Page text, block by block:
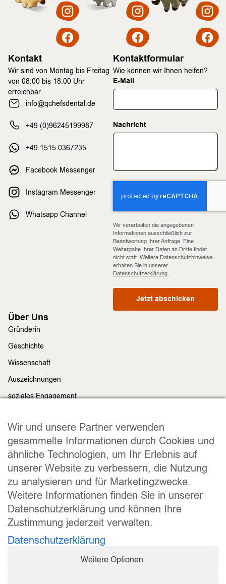
Kontakt
Wir sind von Montag bis Freitag
von 08:00 bis 18:00 Uhr
erreichbar.
info@qchefsdental.de
+49 (0)96245199987
+49 1515 0367235
Facebook Messenger
Instagram Messenger
Whatsapp Channel
Kontaktformular
Wie können wir Ihnen helfen?
E-Mail
Nachricht
Wir verarbeiten die angegebenen
Informationen ausschließlich zur
Beantwortung Ihrer Anfrage. Eine
Weitergabe Ihrer Daten an Dritte findet
nicht statt. Weitere Datenschutzhinweise
erhalten Sie in unserer
Datenschutzerklärung.
Jetzt abschicken
Über Uns
Gründerin
Geschichte
Wissenschaft
Auszeichnungen
soziales Engagement
Rechtliches
Impressum
Datenschutz
Widerrufsrecht
Allgemeine Geschäftsbedingungen
Versand und Lieferung
Zahlungsweisen
Barrierefreiheitserklärung
Wir und unsere Partner verwenden
gesammelte Informationen durch Cookies und
ähnliche Technologien, um Ihr Erlebnis auf
unserer Website zu verbessern, die Nutzung
zu analysieren und für Marketingzwecke.
Weitere Informationen finden Sie in unserer
Datenschutzerklärung und können Ihre
Zustimmung jederzeit verwalten.
Datenschutzerklärung
Weitere Optionen